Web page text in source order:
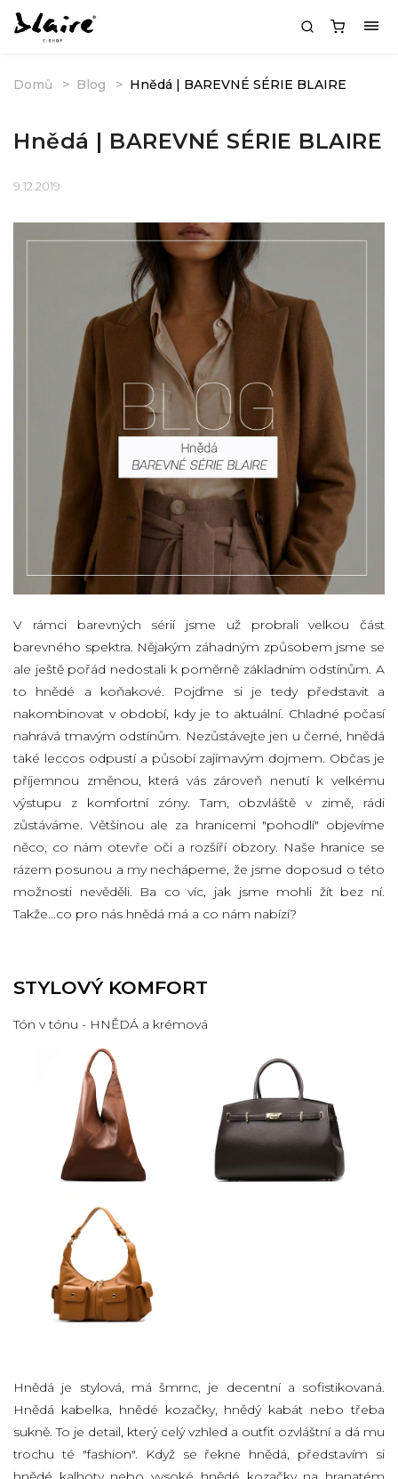
Domů Blog Hnědá | BAREVNÉ SÉRIE BLAIRE
Hnědá | BAREVNÉ SÉRIE BLAIRE
9.12.2019
V rámci barevných sérií jsme už probrali velkou část
barevného spektra. Nějakým záhadným způsobem jsme se
ale ještě pořád nedostali k poměrně základním odstínům. A
to hnědé a koňakové. Pojďme si je tedy představit a
nakombinovat v období, kdy je to aktuální. Chladné počasí
nahrává tmavým odstínům. Nezůstávejte jen u černé, hnědá
také leccos odpustí a působí zajímavým dojmem. Občas je
příjemnou změnou, která vás zároveň nenutí k velkému
výstupu z komfortní zóny. Tam, obzvláště v zimě, rádi
zůstáváme. Většinou ale za hranicemi "pohodlí" objevíme
něco, co nám otevře oči a rozšíří obzory. Naše hranice se
rázem posunou a my nechápeme, že jsme doposud o této
možnosti nevěděli. Ba co víc, jak jsme mohli žít bez ní.
Takže...co pro nás hnědá má a co nám nabízí?
STYLOVÝ KOMFORT
Tón v tónu - HNĚDÁ a krémová
Hnědá je stylová, má šmrnc, je decentní a sofistikovaná.
Hnědá kabelka, hnědé kozačky, hnědý kabát nebo třeba
sukně. To je detail, který celý vzhled a outfit ozvláštní a dá mu
trochu té "fashion". Když se řekne hnědá, představím si